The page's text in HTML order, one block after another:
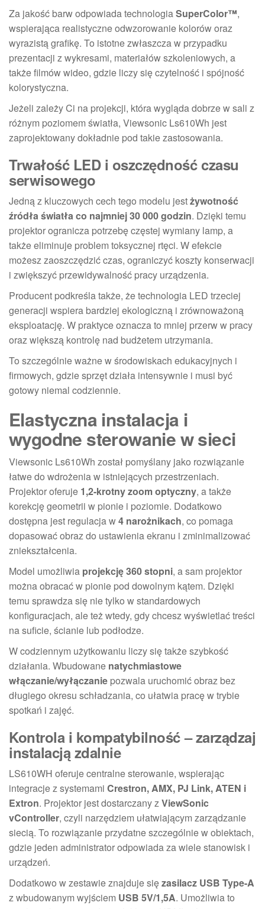
Za jakość barw odpowiada technologiaSuperColor™,
wspierająca realistyczne odwzorowanie kolorów oraz
wyrazistą grafikę. To istotne zwłaszcza w przypadku
prezentacji z wykresami, materiałów szkoleniowych, a
także filmów wideo, gdzie liczy się czytelność i spójność
kolorystyczna.
Jeżeli zależy Ci na projekcji, która wygląda dobrze w sali z
różnym poziomem światła, Viewsonic Ls610Wh jest
zaprojektowany dokładnie pod takie zastosowania.
Trwałość LED i oszczędność czasu
serwisowego
Jedną z kluczowych cech tego modelu jestżywotność
źródła światła co najmniej 30 000 godzin. Dzięki temu
projektor ogranicza potrzebę częstej wymiany lamp, a
także eliminuje problem toksycznej rtęci. W efekcie
możesz zaoszczędzić czas, ograniczyć koszty konserwacji
i zwiększyć przewidywalność pracy urządzenia.
Producent podkreśla także, że technologia LED trzeciej
generacji wspiera bardziej ekologiczną i zrównoważoną
eksploatację. W praktyce oznacza to mniej przerw w pracy
oraz większą kontrolę nad budżetem utrzymania.
To szczególnie ważne w środowiskach edukacyjnych i
firmowych, gdzie sprzęt działa intensywnie i musi być
gotowy niemal codziennie.
Elastyczna instalacja i
wygodne sterowanie w sieci
Viewsonic Ls610Wh został pomyślany jako rozwiązanie
łatwe do wdrożenia w istniejących przestrzeniach.
Projektor oferuje 1,2-krotny zoom optyczny, a także
korekcję geometrii w pionie i poziomie. Dodatkowo
dostępna jest regulacja w4 narożnikach, co pomaga
dopasować obraz do ustawienia ekranu i zminimalizować
zniekształcenia.
Model umożliwia projekcję 360 stopni, a sam projektor
można obracać w pionie pod dowolnym kątem. Dzięki
temu sprawdza się nie tylko w standardowych
konfiguracjach, ale też wtedy, gdy chcesz wyświetlać treści
na suficie, ścianie lub podłodze.
W codziennym użytkowaniu liczy się także szybkość
działania. Wbudowane natychmiastowe
włączanie/wyłączanie pozwala uruchomić obraz bez
długiego okresu schładzania, co ułatwia pracę w trybie
spotkań i zajęć.
Kontrola i kompatybilność – zarządzaj
instalacją zdalnie
LS610WH oferuje centralne sterowanie, wspierając
integracje z systemami Crestron, AMX, PJ Link, ATEN i
Extron. Projektor jest dostarczany zViewSonic
vController, czyli narzędziem ułatwiającym zarządzanie
siecią. To rozwiązanie przydatne szczególnie w obiektach,
gdzie jeden administrator odpowiada za wiele stanowisk i
urządzeń.
Dodatkowo w zestawie znajduje sięzasilacz USB Type-A
z wbudowanym wyjściem USB 5V/1,5A. Umożliwia to